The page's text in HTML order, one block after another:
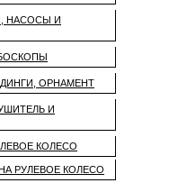
НАСОСЫ И
ОРНАМЕНТ
И
КОЛЕСО
РУЛЕВОЕ КОЛЕСО